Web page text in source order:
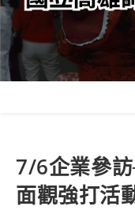
容
7/6企業參
面觀強打活